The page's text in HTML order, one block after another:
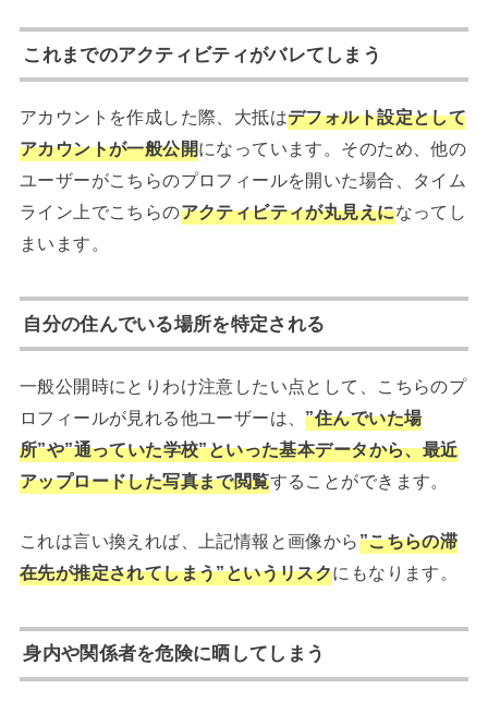
これまでのアクティビティがバレてしまう
アカウントを作成した際、大抵はデフォルト設定として
アカウントが一般公開になっています。そのため、他の
ユーザーがこちらのプロフィールを開いた場合、タイム
ライン上でこちらのアクティビティが丸見えになってし
まいます。
自分の住んでいる場所を特定される
一般公開時にとりわけ注意したい点として、こちらのプ
ロフィールが見れる他ユーザーは、”住んでいた場
所”や”通っていた学校”といった基本データから、最近
アップロードした写真まで閲覧することができます。
これは言い換えれば、上記情報と画像から”こちらの滞
在先が推定されてしまう”というリスクにもなります。
身内や関係者を危険に晒してしまう